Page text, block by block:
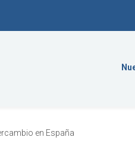
en España